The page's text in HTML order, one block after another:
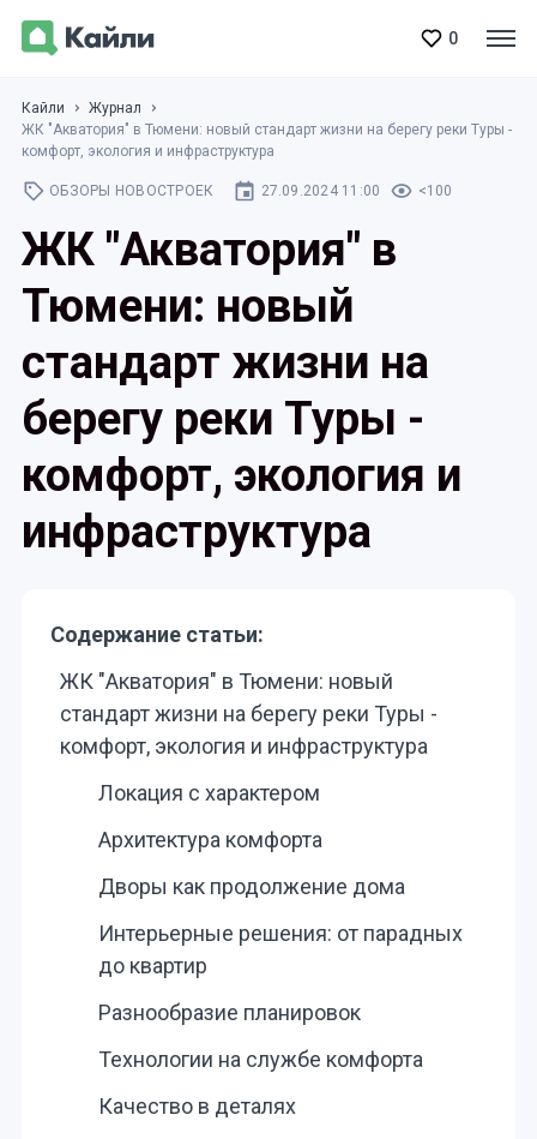
0
Кайли
Журнал
ЖК "Акватория" в Тюмени: новый стандарт жизни на берегу реки Туры -
комфорт, экология и инфраструктура
ОБЗОРЫ НОВОСТРОЕК 27.09.2024 11:00 <100
ЖК "Акватория" в
Тюмени: новый
стандарт жизни на
берегу реки Туры -
комфорт, экология и
инфраструктура
Содержание статьи:
ЖК "Акватория" в Тюмени: новый
стандарт жизни на берегу реки Туры -
комфорт, экология и инфраструктура
Локация с характером
Архитектура комфорта
Дворы как продолжение дома
Интерьерные решения: от парадных
до квартир
Разнообразие планировок
Технологии на службе комфорта
Качество в деталях